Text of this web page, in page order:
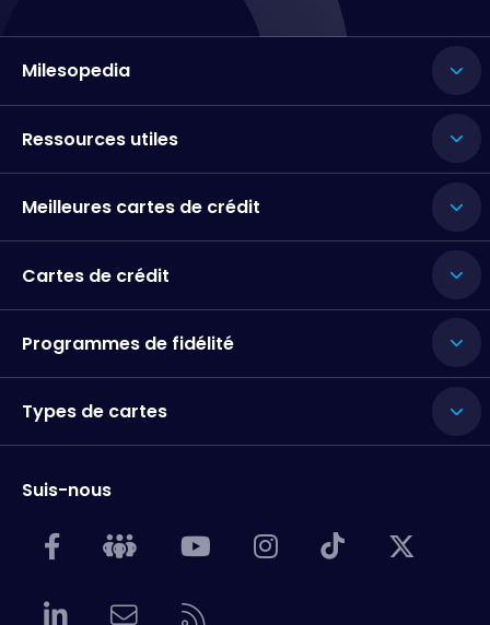
Milesopedia
Ressources utiles
Meilleures cartes de crédit
Cartes de crédit
Programmes de fidélité
Types de cartes
Suis-nous